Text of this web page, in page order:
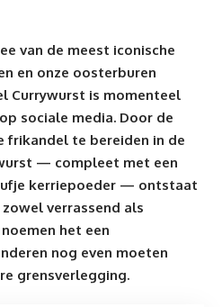
van de meest iconische
en onze oosterburen
Currywurst is momenteel
sociale media. Door de
frikandel te bereiden in de
— compleet met een
kerriepoeder — ontstaat
verrassend als
het een
nog even moeten
grensverlegging.